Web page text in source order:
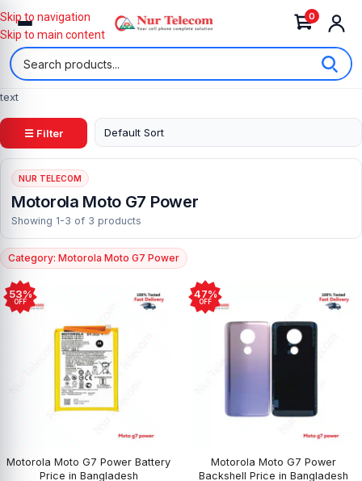
0
Skip to navigation
Skip to main content
text
☰ Filter
NUR TELECOM
Motorola Moto G7 Power
Showing 1-3 of 3 products
Category: Motorola Moto G7 Power
53%
OFF
Motorola Moto G7 Power Battery
Price in Bangladesh
47%
OFF
Motorola Moto G7 Power
Backshell Price in Bangladesh